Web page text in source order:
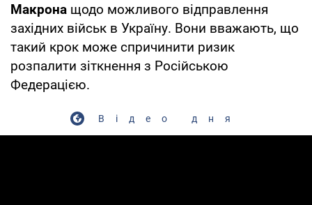
Макрона щодо можливого відправлення
західних військ в Україну. Вони вважають, що
такий крок може спричинити ризик
розпалити зіткнення з Російською
Федерацією.
Відео дня